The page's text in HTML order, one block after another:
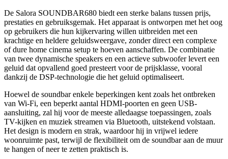
De Salora SOUNDBAR680 biedt een sterke balans tussen prijs,
prestaties en gebruiksgemak. Het apparaat is ontworpen met het oog
op gebruikers die hun kijkervaring willen uitbreiden met een
krachtige en heldere geluidsweergave, zonder direct een complexe
of dure home cinema setup te hoeven aanschaffen. De combinatie
van twee dynamische speakers en een actieve subwoofer levert een
geluid dat opvallend goed presteert voor de prijsklasse, vooral
dankzij de DSP-technologie die het geluid optimaliseert.
Hoewel de soundbar enkele beperkingen kent zoals het ontbreken
van Wi-Fi, een beperkt aantal HDMI-poorten en geen USB-
aansluiting, zal hij voor de meeste alledaagse toepassingen, zoals
TV-kijken en muziek streamen via Bluetooth, uitstekend volstaan.
Het design is modern en strak, waardoor hij in vrijwel iedere
woonruimte past, terwijl de flexibiliteit om de soundbar aan de muur
te hangen of neer te zetten praktisch is.